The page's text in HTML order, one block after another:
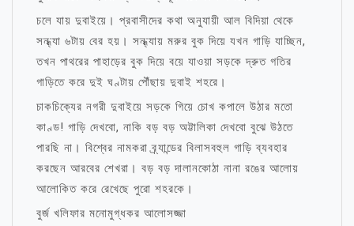
চলে যায় দুবাইয়ে। প্রবাসীদের কথা অনুযায়ী আল বিদিয়া থেকে
সন্ধ্যা ৬টায় বের হয়। সন্ধ্যায় মরুর বুক দিয়ে যখন গাড়ি যাচ্ছিন,
তখন পাথরের পাহাড়ের বুক দিয়ে বয়ে যাওয়া সড়কে দ্রুত গতির
গাড়িতে করে দুই ঘণ্টায় পৌঁছায় দুবাই শহরে।
চাকচিক্যের নগরী দুবাইয়ে সড়কে গিয়ে চোখ কপালে উঠার মতো
কাণ্ড! গাড়ি দেখবো, নাকি বড় বড় অট্টালিকা দেখবো বুঝে উঠতে
পারছি না। বিশ্বের নামকরা ব্র্যান্ডের বিলাসবহুল গাড়ি ব্যবহার
করছেন আরবের শেখরা। বড় বড় দালানকোঠা নানা রঙের আলোয়
আলোকিত করে রেখেছে পুরো শহরকে।
বুর্জ খলিফার মনোমুগ্ধকর আলোসজ্জা